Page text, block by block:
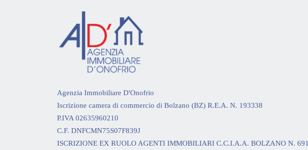
Agenzia Immobiliare D'Onofrio
Iscrizione camera di commercio di Bolzano (BZ) R.E.A. N. 193338
P.IVA 02635960210
C.F. DNFCMN75S07F839J
ISCRIZIONE EX RUOLO AGENTI IMMOBILIARI C.C.I.A.A. BOLZANO N. 691